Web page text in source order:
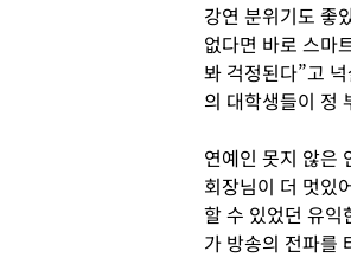
강연 분위기도 좋
없다면 바로 스마
봐 걱정된다”고
의 대학생들이 정
연예인 못지 않은
회장님이 더 멋있
할 수 있었던 유익
가 방송의 전파를